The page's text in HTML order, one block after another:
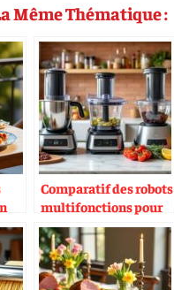
Même Thématique :
Comparatif des robots
multifonctions pour
la cuisine
méditerranéenne